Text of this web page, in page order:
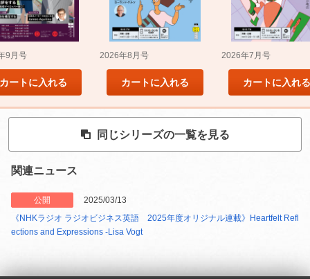
9月号
カートに入れる
2026年8月号
カートに入れる
2026年7月号
カートに入れる
同じシリーズの一覧を見る
関連ニュース
公開
2025/03/13
《NHKラジオ ラジオビジネス英語 2025年度オリジナル連載》Heartfelt Refl
ections and Expressions -Lisa Vogt